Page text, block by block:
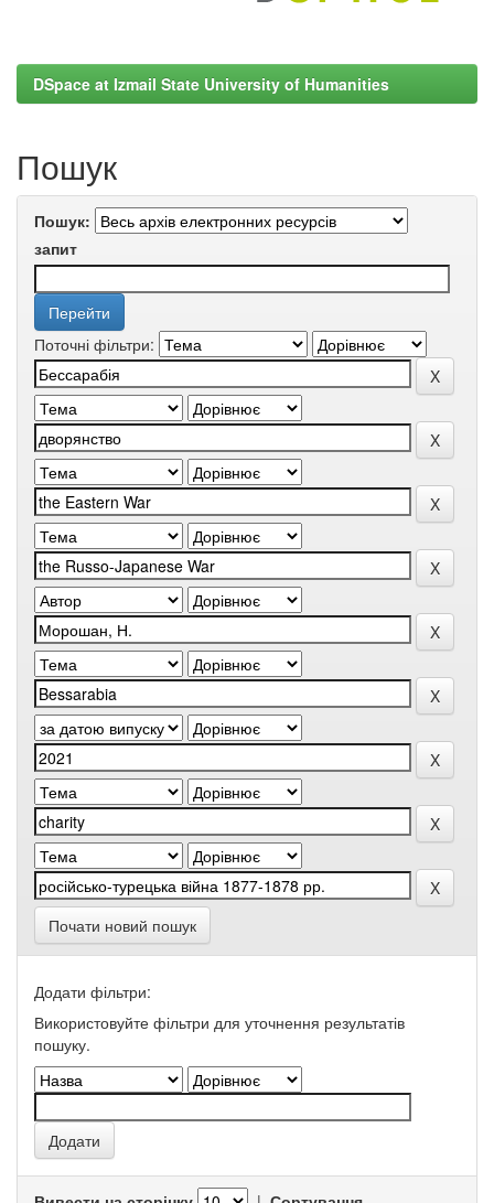
DSpace at Izmail State University of Humanities
Пошук
Пошук:
запит
Поточні фільтри:
Почати новий пошук
Додати фільтри:
Використовуйте фільтри для уточнення результатів
пошуку.